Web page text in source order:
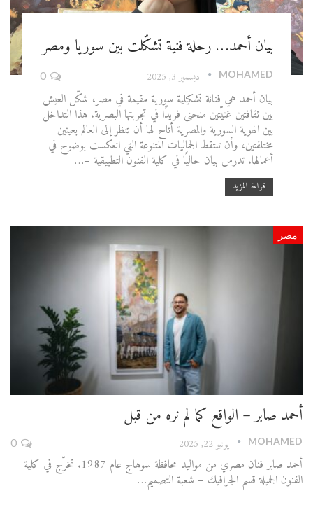
بيان أحمد… رحلة فنية تشكّلت بين سوريا ومصر
MOHAMED ديسمبر 3, 2025 0
بيان أحمد هي فنانة تشكيلية سورية مقيمة في مصر، شكّل العيش
بين ثقافتين غنيّتين منحنى فريدًا في تجربتها البصرية. هذا التداخل
بين الهوية السورية والمصرية أتاح لها أن تنظر إلى العالم بعينين
مختلفتين، وأن تلتقط الجماليات المتنوعة التي انعكست بوضوح في
أعمالها. تدرس بيان حاليًا في كلية الفنون التطبيقية –…
قراءة المزيد
مصر
أحمد صابر – الواقع كما لم نره من قبل
MOHAMED يونيو 22, 2025
أحمد صابر فنان مصري من مواليد محافظة سوهاج عام 1987. تخرّج في كلية
الفنون الجميلة قسم الجرافيك – شعبة التصميم…